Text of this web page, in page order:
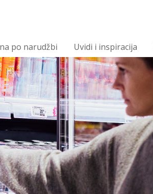
po narudžbi Uvidi i inspiracija